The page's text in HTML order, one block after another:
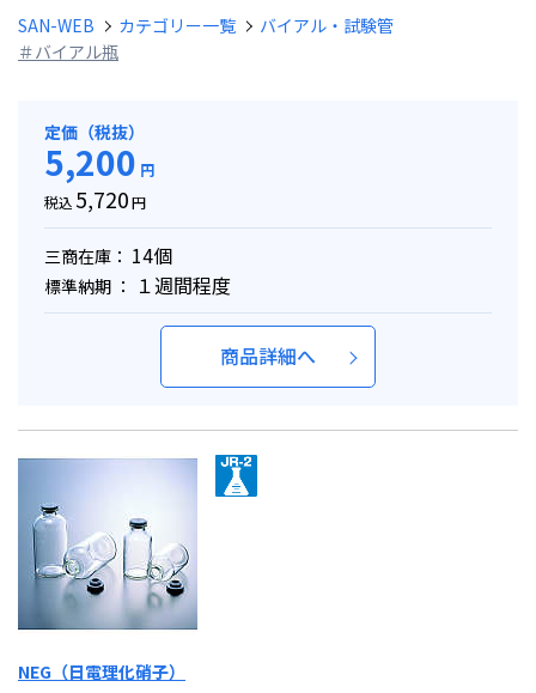
SAN-WEB カテゴリー一覧
バイアル・試験管
＃バイアル瓶
定価（税抜）
5,200 円
税込 5,720円
三商在庫： 14個
標準納期 ： １週間程度
商品詳細へ
NEG（日電理化硝子）